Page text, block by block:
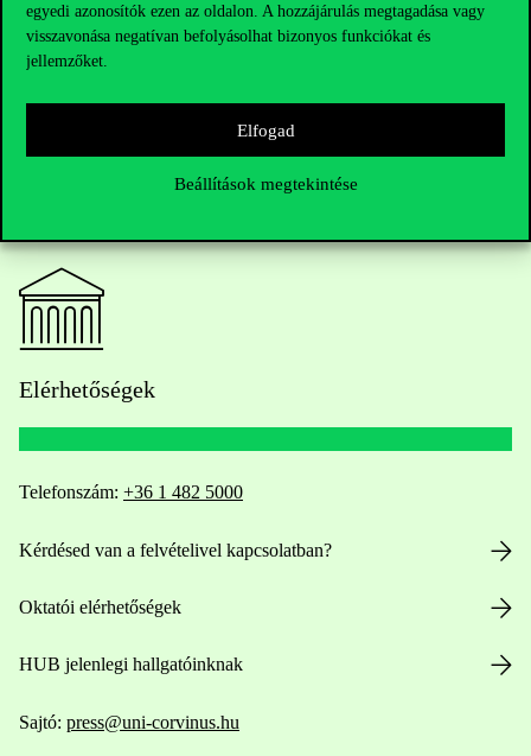
egyedi azonosítók ezen az oldalon. A hozzájárulás megtagadása vagy
visszavonása negatívan befolyásolhat bizonyos funkciókat és
jellemzőket.
Elfogad
Beállítások megtekintése
Case Centre-elismerések történetében.
Elérhetőségek
Telefonszám: +36 1 482 5000
Kérdésed van a felvételivel kapcsolatban?
Oktatói elérhetőségek
HUB jelenlegi hallgatóinknak
Sajtó: press@uni-corvinus.hu